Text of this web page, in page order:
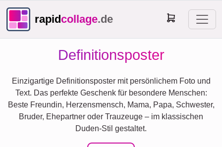
rapidcollage.de
Definitionsposter
Einzigartige Definitionsposter mit persönlichem Foto und
Text. Das perfekte Geschenk für besondere Menschen:
Beste Freundin, Herzensmensch, Mama, Papa, Schwester,
Bruder, Ehepartner oder Trauzeuge – im klassischen
Duden-Stil gestaltet.